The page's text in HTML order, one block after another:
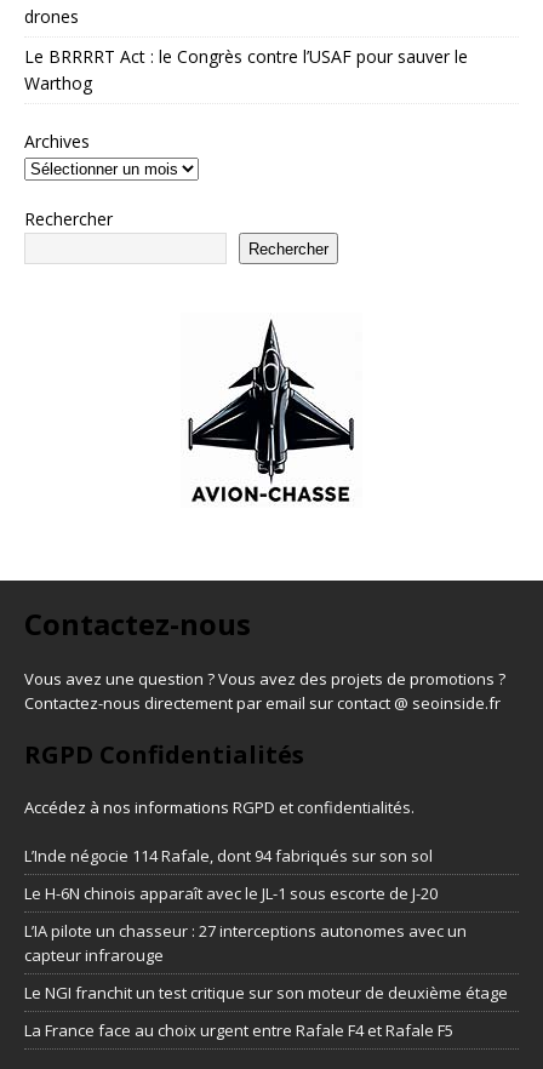
drones
Le BRRRRT Act : le Congrès contre l’USAF pour sauver le
Warthog
Archives
Rechercher
Rechercher
Contactez-nous
Vous avez une question ? Vous avez des projets de promotions ?
Contactez-nous directement par email sur contact @ seoinside.fr
RGPD Confidentialités
Accédez à nos informations RGPD et confidentialités.
L’Inde négocie 114 Rafale, dont 94 fabriqués sur son sol
Le H-6N chinois apparaît avec le JL-1 sous escorte de J-20
L’IA pilote un chasseur : 27 interceptions autonomes avec un
capteur infrarouge
Le NGI franchit un test critique sur son moteur de deuxième étage
La France face au choix urgent entre Rafale F4 et Rafale F5